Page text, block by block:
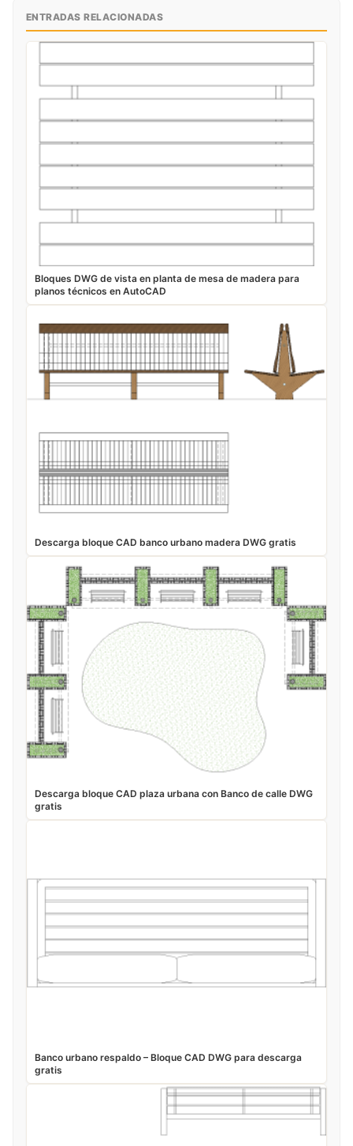
ENTRADAS RELACIONADAS
Bloques DWG de vista en planta de mesa de madera para
planos técnicos en AutoCAD
Descarga bloque CAD banco urbano madera DWG gratis
Descarga bloque CAD plaza urbana con Banco de calle DWG
gratis
Banco urbano respaldo – Bloque CAD DWG para descarga
gratis